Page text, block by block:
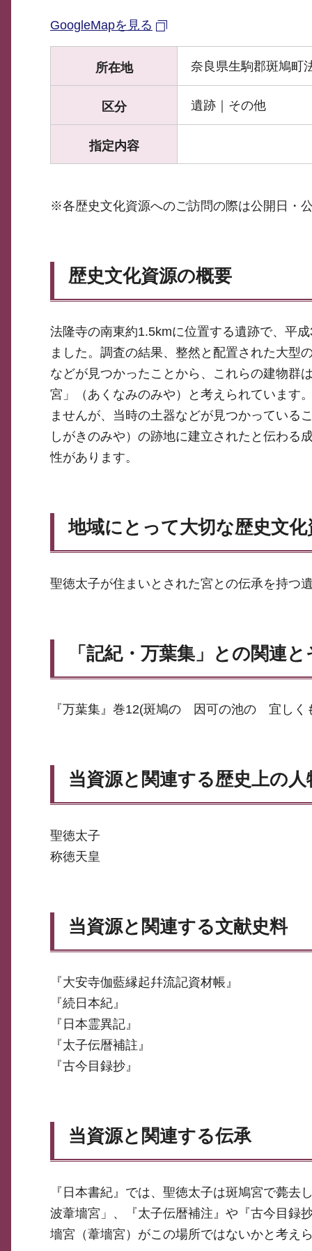
GoogleMapを見る
所在地 奈良県生駒郡斑鳩町
区分 遺跡｜その他
指定内容
※各歴史文化資源へのご訪問の際は公開日・
歴史文化資源の概要
法隆寺の南東約1.5kmに位置する遺跡で、平
ました。調査の結果、整然と配置された大型
などが見つかったことから、これらの建物群
宮」（あくなみのみや）と考えられています
ませんが、当時の土器などが見つかっている
しがきのみや）の跡地に建立されたと伝わる
性があります。
地域にとって大切な歴史文
聖徳太子が住まいとされた宮との伝承を持つ
「記紀・万葉集」との関連
『万葉集』巻12(斑鳩の 因可の池の 宜し
当資源と関連する歴史上の
聖徳太子
称徳天皇
当資源と関連する文献史料
『大安寺伽藍縁起幷流記資材帳』
『続日本紀』
『日本霊異記』
『太子伝暦補註』
『古今目録抄』
当資源と関連する伝承
『日本書紀』では、聖徳太子は斑鳩宮で薨
波葦墻宮」、『太子伝暦補注』や『古今目録
墻宮（葦墻宮）がこの場所ではないかと考え